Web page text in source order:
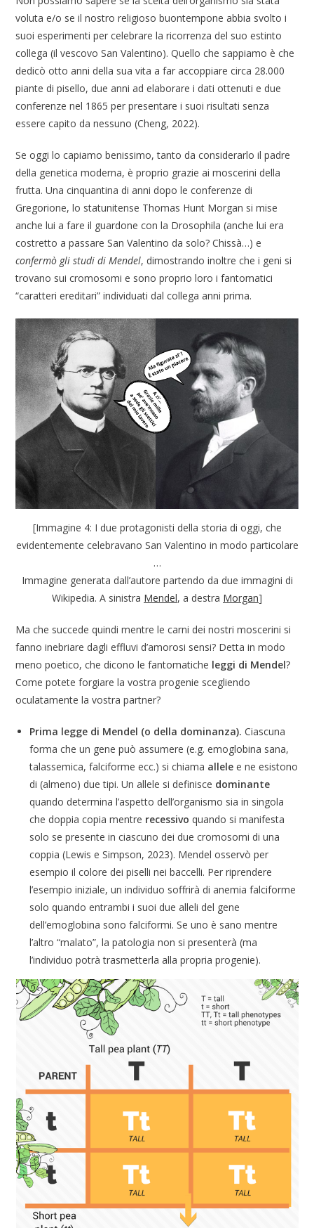
voluta e/o se il nostro religioso buontempone abbia svolto i
suoi esperimenti per celebrare la ricorrenza del suo estinto
collega (il vescovo San Valentino). Quello che sappiamo è che
dedicò otto anni della sua vita a far accoppiare circa 28.000
piante di pisello, due anni ad elaborare i dati ottenuti e due
conferenze nel 1865 per presentare i suoi risultati senza
essere capito da nessuno (Cheng, 2022).
Se oggi lo capiamo benissimo, tanto da considerarlo il padre
della genetica moderna, è proprio grazie ai moscerini della
frutta. Una cinquantina di anni dopo le conferenze di
Gregorione, lo statunitense Thomas Hunt Morgan si mise
anche lui a fare il guardone con la Drosophila (anche lui era
costretto a passare San Valentino da solo? Chissà…) e
confermò gli studi di Mendel, dimostrando inoltre che i geni si
trovano sui cromosomi e sono proprio loro i fantomatici
“caratteri ereditari” individuati dal collega anni prima.
[Immagine 4: I due protagonisti della storia di oggi, che
evidentemente celebravano San Valentino in modo particolare
…
Immagine generata dall’autore partendo da due immagini di
Wikipedia. A sinistra Mendel, a destra Morgan]
Ma che succede quindi mentre le carni dei nostri moscerini si
fanno inebriare dagli effluvi d’amorosi sensi? Detta in modo
meno poetico, che dicono le fantomatiche leggi di Mendel?
Come potete forgiare la vostra progenie scegliendo
oculatamente la vostra partner?
Prima legge di Mendel (o della dominanza).Ciascuna
forma che un gene può assumere (e.g. emoglobina sana,
talassemica, falciforme ecc.) si chiama allele e ne esistono
di (almeno) due tipi. Un allele si definisce dominante
quando determina l’aspetto dell’organismo sia in singola
che doppia copia mentre recessivo quando si manifesta
solo se presente in ciascuno dei due cromosomi di una
coppia (Lewis e Simpson, 2023). Mendel osservò per
esempio il colore dei piselli nei baccelli. Per riprendere
l’esempio iniziale, un individuo soffrirà di anemia falciforme
solo quando entrambi i suoi due alleli del gene
dell’emoglobina sono falciformi. Se uno è sano mentre
l’altro “malato”, la patologia non si presenterà (ma
l’individuo potrà trasmetterla alla propria progenie).